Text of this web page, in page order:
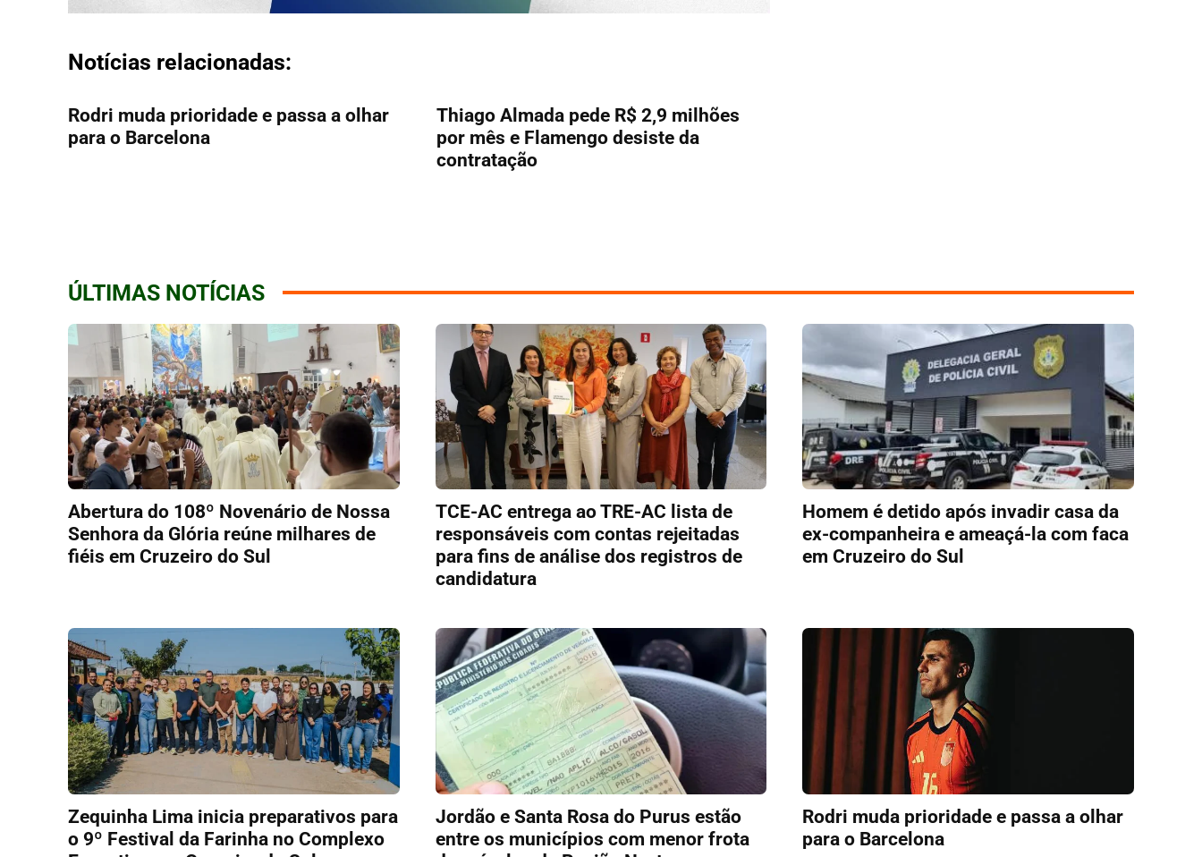
Notícias relacionadas:
Rodri muda prioridade e passa a olhar
para o Barcelona
Thiago Almada pede R$ 2,9 milhões
por mês e Flamengo desiste da
contratação
ÚLTIMAS NOTÍCIAS
Abertura do 108º Novenário de Nossa
Senhora da Glória reúne milhares de
fiéis em Cruzeiro do Sul
TCE-AC entrega ao TRE-AC lista de
responsáveis com contas rejeitadas
para fins de análise dos registros de
candidatura
Homem é detido após invadir casa da
ex-companheira e ameaçá-la com faca
em Cruzeiro do Sul
Zequinha Lima inicia preparativos para
o 9º Festival da Farinha no Complexo
Jordão e Santa Rosa do Purus estão
entre os municípios com menor frota
Rodri muda prioridade e passa a olhar
para o Barcelona